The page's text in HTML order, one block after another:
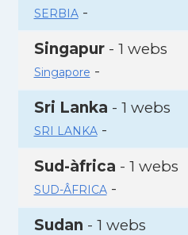
SERBIA-
Singapur- 1 webs
Singapore -
Sri Lanka - 1 webs
SRI LANKA-
Sud-àfrica - 1 webs
SUD-ÂFRICA-
Sudan - 1 webs